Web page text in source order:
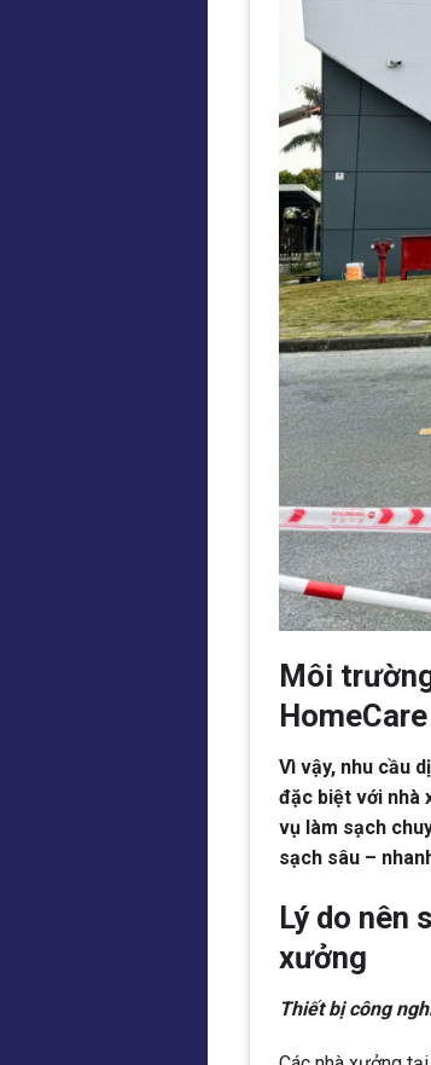
Môi
HomeCare
Vì vậy, nhu cầu
đặc biệt với nhà
vụ làm sạch
sạch sâu –
Lý do nên
xưởng
Thiết bị công